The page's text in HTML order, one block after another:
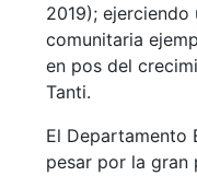
2019);
comunitaria
en pos del
Tanti.
El Departamento
pesar por la gran